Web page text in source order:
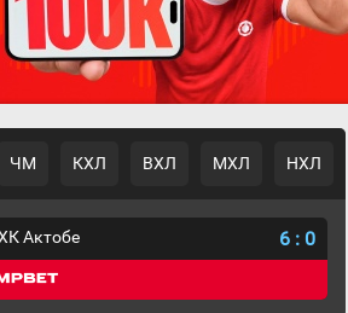
ЧМ КХЛ ВХЛ МХЛ НХЛ
Актобе 6 : 0